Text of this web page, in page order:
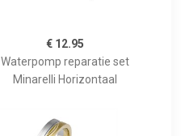
€ 12.95
Waterpomp reparatie set
Minarelli Horizontaal